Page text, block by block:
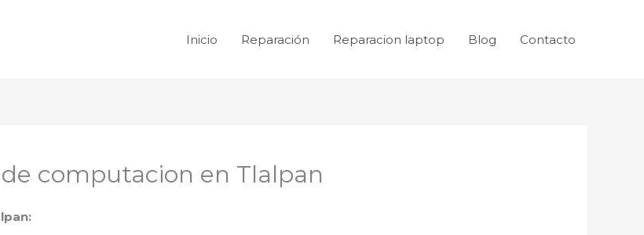
Inicio Reparación Reparacion laptop Blog Contacto
computacion en Tlalpan